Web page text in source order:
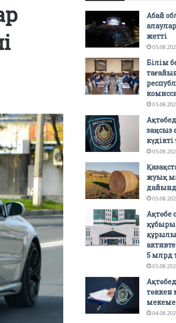
Абай
жетті
Білім
заңсыз
жуық
Ақтөбе
құбыры
5 млрд